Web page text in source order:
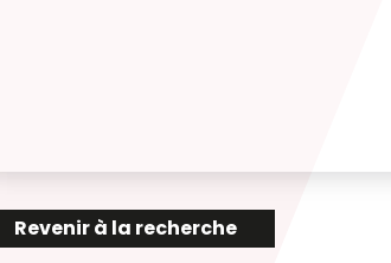
Revenir à la recherche